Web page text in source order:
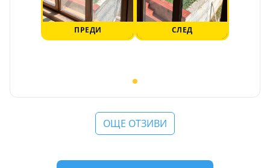
ПРЕДИ СЛЕД
ОЩЕ ОТЗИВИ